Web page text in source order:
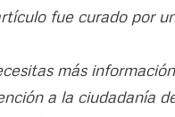
fue curado por
más
a la ciudadanía